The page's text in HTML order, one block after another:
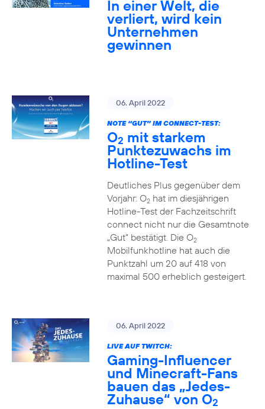
In einer Welt, die
verliert, wird kein
Unternehmen
gewinnen
06. April 2022
NOTE “GUT” IM CONNECT-TEST:
O2 mit starkem
Punktezuwachs im
Hotline-Test
Deutliches Plus gegenüber dem
Vorjahr: O2hat im diesjährigen
Hotline-Test der Fachzeitschrift
connect nicht nur die Gesamtnote
„Gut“ bestätigt. Die O2
Mobilfunkhotline hat auch die
Punktzahl um 20 auf 418 von
maximal 500 erheblich gesteigert.
06. April 2022
LIVE AUF TWITCH:
Gaming-Influencer
und Minecraft-Fans
bauen das „Jedes-
Zuhause“ von O2